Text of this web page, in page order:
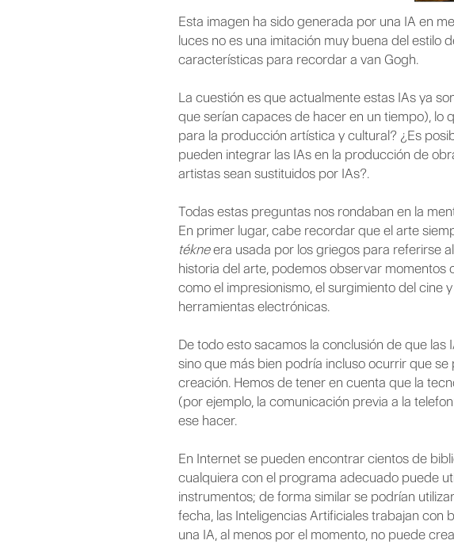
Esta imagen ha sido generada por una IA en
luces no es una imitación muy buena del estilo
características para recordar a van Gogh.
La cuestión es que actualmente estas IAs ya
que serían capaces de hacer en un tiempo), lo
para la producción artística y cultural? ¿Es
pueden integrar las IAs en la producción de
artistas sean sustituidos por IAs?.
Todas estas preguntas nos rondaban en la
En primer lugar, cabe recordar que el arte
tékneera usada por los griegos para referirse
historia del arte, podemos observar momentos
como el impresionismo, el surgimiento del cine
herramientas electrónicas.
De todo esto sacamos la conclusión de que
sino que más bien podría incluso ocurrir que
creación. Hemos de tener en cuenta que la
(por ejemplo, la comunicación previa a la
ese hacer.
En Internet se pueden encontrar cientos de
cualquiera con el programa adecuado puede
instrumentos; de forma similar se podrían
fecha, las Inteligencias Artificiales trabajan
una IA, al menos por el momento, no puede